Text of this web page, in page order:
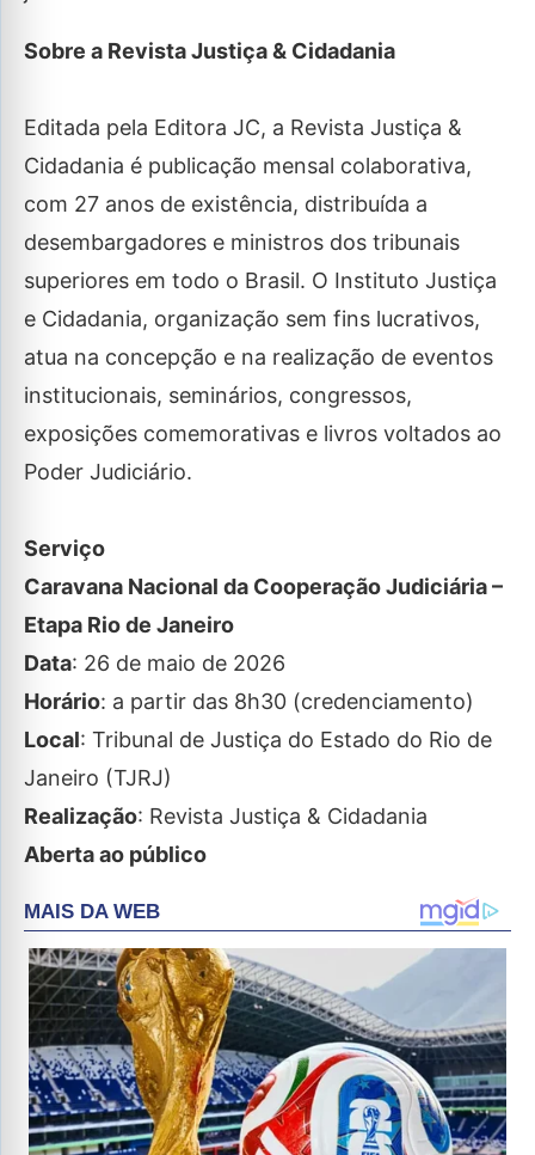
Sobre a Revista Justiça & Cidadania
Editada pela Editora JC, a Revista Justiça &
Cidadania é publicação mensal colaborativa,
com 27 anos de existência, distribuída a
desembargadores e ministros dos tribunais
superiores em todo o Brasil. O Instituto Justiça
e Cidadania, organização sem fins lucrativos,
atua na concepção e na realização de eventos
institucionais, seminários, congressos,
exposições comemorativas e livros voltados ao
Poder Judiciário.
Serviço
Caravana Nacional da Cooperação Judiciária –
Etapa Rio de Janeiro
Data: 26 de maio de 2026
Horário: a partir das 8h30 (credenciamento)
Local: Tribunal de Justiça do Estado do Rio de
Janeiro (TJRJ)
Realização: Revista Justiça & Cidadania
Aberta ao público